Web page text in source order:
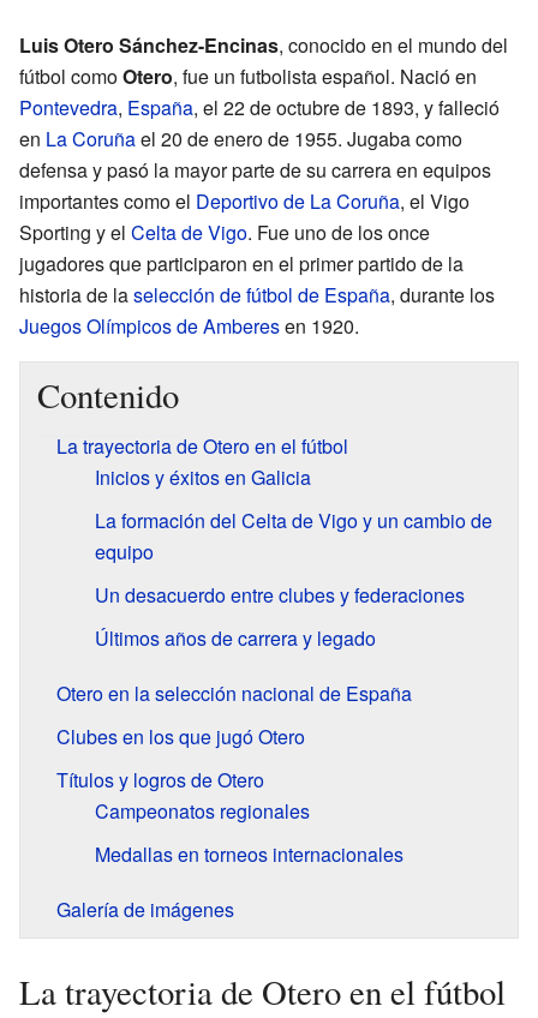
Luis Otero Sánchez-Encinas, conocido en el mundo del
fútbol comoOtero, fue un futbolista español. Nació en
Pontevedra, España, el 22 de octubre de 1893, y falleció
en La Coruñael 20 de enero de 1955. Jugaba como
defensa y pasó la mayor parte de su carrera en equipos
importantes como el Deportivo de La Coruña, el Vigo
Sporting y el Celta de Vigo. Fue uno de los once
jugadores que participaron en el primer partido de la
historia de laselección de fútbol de España, durante los
Juegos Olímpicos de Amberesen 1920.
Contenido
La trayectoria de Otero en el fútbol
Inicios y éxitos en Galicia
La formación del Celta de Vigo y un cambio de
equipo
Un desacuerdo entre clubes y federaciones
Últimos años de carrera y legado
Otero en la selección nacional de España
Clubes en los que jugó Otero
Títulos y logros de Otero
Campeonatos regionales
Medallas en torneos internacionales
Galería de imágenes
La trayectoria de Otero en el fútbol